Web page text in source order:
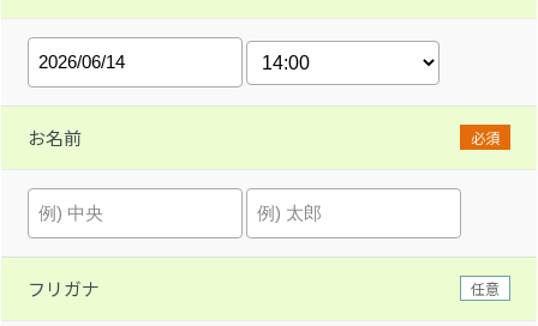
お名前 必須
フリガナ 任意